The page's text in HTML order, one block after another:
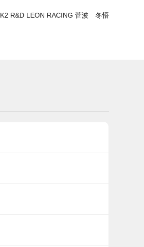
K2 R&D LEON RACING 菅波 冬悟